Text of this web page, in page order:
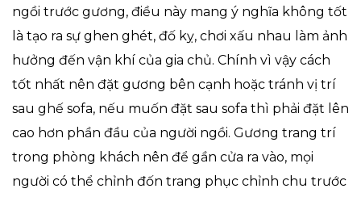
ngồi trước gương, điều này mang ý nghĩa không tốt
là tạo ra sự ghen ghét, đố kỵ, chơi xấu nhau làm ảnh
hưởng đến vận khí của gia chủ. Chính vì vậy cách
tốt nhất nên đặt gương bên cạnh hoặc tránh vị trí
sau ghế sofa, nếu muốn đặt sau sofa thì phải đặt lên
cao hơn phần đầu của người ngồi. Gương trang trí
trong phòng khách nên để gần cửa ra vào, mọi
người có thể chỉnh đốn trang phục chỉnh chu trước